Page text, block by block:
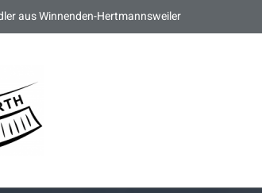
aus Winnenden-Hertmannsweiler